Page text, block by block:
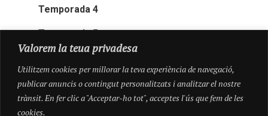
Valorem la teua privadesa
Utilitzem cookies per millorar la teva experiència de navegació,
publicar anuncis o contingut personalitzats i analitzar el nostre
trànsit. En fer clic a "Acceptar-ho tot", acceptes l'ús que fem de les
cookies.
Temporada 4
Temporada 5